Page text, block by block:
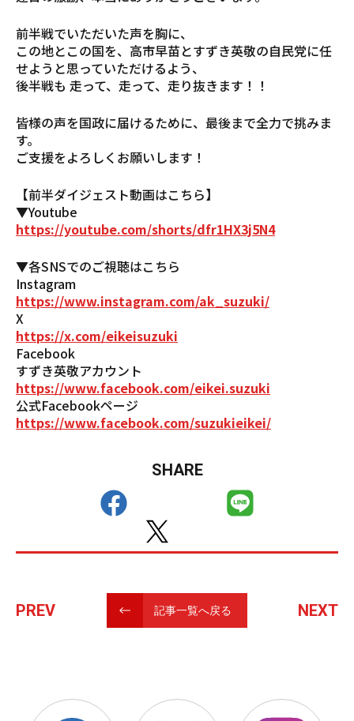
前半戦でいただいた声を胸に、
この地とこの国を、高市早苗とすずき英敬の自民党に任
せようと思っていただけるよう、
後半戦も 走って、走って、走り抜きます！！
皆様の声を国政に届けるために、最後まで全力で挑みま
す。
ご支援をよろしくお願いします！
【前半ダイジェスト動画はこちら】
▼Youtube
https://youtube.com/shorts/dfr1HX3j5N4
▼各SNSでのご視聴はこちら
Instagram
https://www.instagram.com/ak_suzuki/
X
https://x.com/eikeisuzuki
Facebook
すずき英敬アカウント
https://www.facebook.com/eikei.suzuki
公式Facebookページ
https://www.facebook.com/suzukieikei/
SHARE
PREV 記事一覧へ戻る NEXT